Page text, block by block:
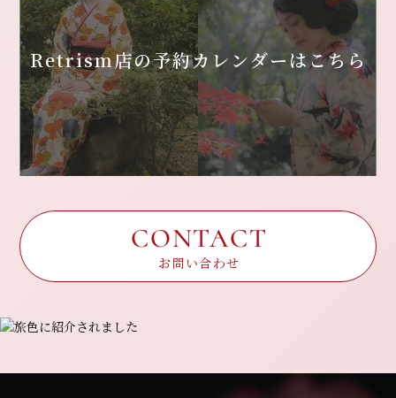
Retrism店の予約カレンダーはこちら
CONTACT
お問い合わせ